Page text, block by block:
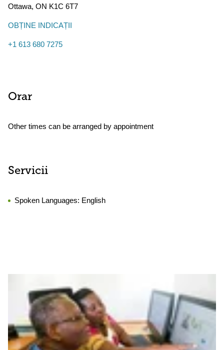
Ottawa, ON K1C 6T7
OBȚINE INDICAȚII
+1 613 680 7275
Orar
Other times can be arranged by appointment
Servicii
Spoken Languages: English